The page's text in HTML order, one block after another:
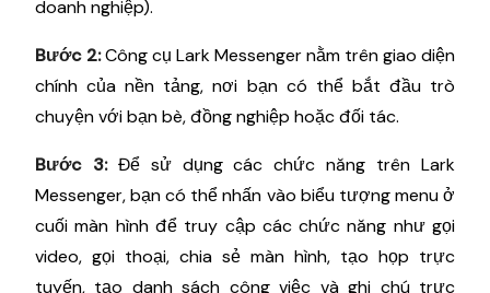
doanh nghiệp).
Bước 2:Công cụ Lark Messenger nằm trên giao diện
chính của nền tảng, nơi bạn có thể bắt đầu trò
chuyện với bạn bè, đồng nghiệp hoặc đối tác.
Bước 3:Để sử dụng các chức năng trên Lark
Messenger, bạn có thể nhấn vào biểu tượng menu ở
cuối màn hình để truy cập các chức năng như gọi
video, gọi thoại, chia sẻ màn hình, tạo họp trực
tuyến, tạo danh sách công việc và ghi chú trực